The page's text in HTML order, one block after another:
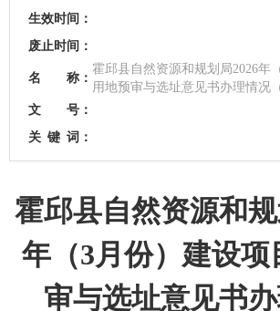
生效时间：
废止时间：
名 称：
霍邱县自然资源和规划局2026年
用地预审与选址意见书办理情况
文 号：
关 键 词：
霍邱县自然资源和
年（3月份）建设项
审与选址意见书